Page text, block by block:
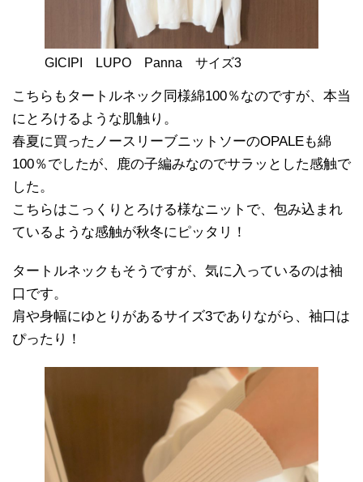
GICIPI LUPO Panna サイズ3
こちらもタートルネック同様綿100％なのですが、本当
にとろけるような肌触り。
春夏に買ったノースリーブニットソーのOPALEも綿
100％でしたが、鹿の子編みなのでサラッとした感触で
した。
こちらはこっくりとろける様なニットで、包み込まれ
ているような感触が秋冬にピッタリ！
タートルネックもそうですが、気に入っているのは袖
口です。
肩や身幅にゆとりがあるサイズ3でありながら、袖口は
ぴったり！